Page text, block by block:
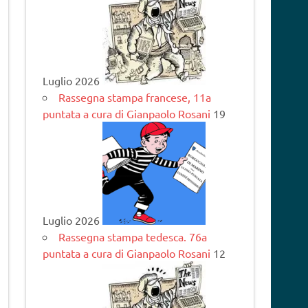
Luglio 2026
Rassegna stampa francese, 11a
puntata a cura di Gianpaolo Rosani 19
Luglio 2026
Rassegna stampa tedesca. 76a
puntata a cura di Gianpaolo Rosani 12